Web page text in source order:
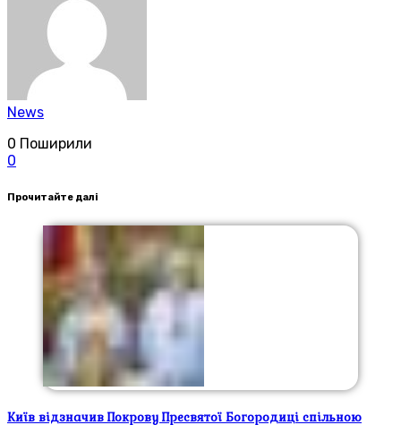
News
0 Поширили
0
Прочитайте далі
Київ відзначив Покрову Пресвятої Богородиці спільною